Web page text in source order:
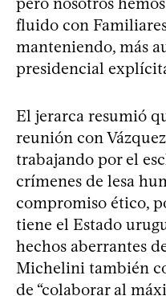
fluido con
manteniendo, más
presidencial
El jerarca resumió
reunión con
trabajando por el
crímenes de lesa
compromiso ético,
tiene el Estado
hechos aberrantes
Michelini también
de “colaborar al